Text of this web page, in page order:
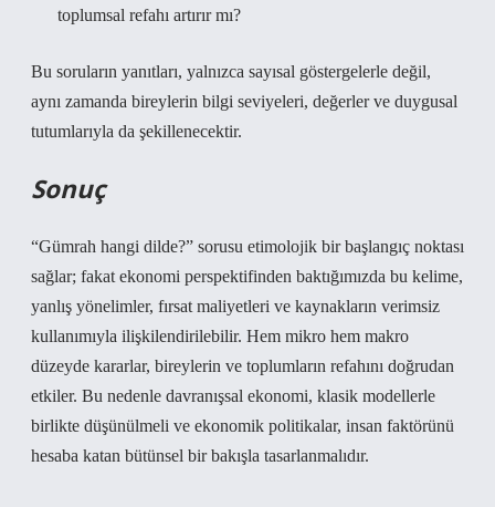
toplumsal refahı artırır mı?
Bu soruların yanıtları, yalnızca sayısal göstergelerle değil,
aynı zamanda bireylerin bilgi seviyeleri, değerler ve duygusal
tutumlarıyla da şekillenecektir.
Sonuç
“Gümrah hangi dilde?” sorusu etimolojik bir başlangıç noktası
sağlar; fakat ekonomi perspektifinden baktığımızda bu kelime,
yanlış yönelimler, fırsat maliyetleri ve kaynakların verimsiz
kullanımıyla ilişkilendirilebilir. Hem mikro hem makro
düzeyde kararlar, bireylerin ve toplumların refahını doğrudan
etkiler. Bu nedenle davranışsal ekonomi, klasik modellerle
birlikte düşünülmeli ve ekonomik politikalar, insan faktörünü
hesaba katan bütünsel bir bakışla tasarlanmalıdır.